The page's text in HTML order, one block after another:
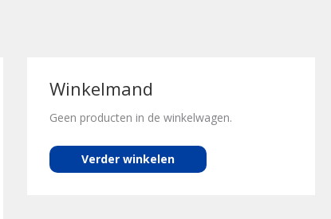
Winkelmand
Geen producten in de winkelwagen.
Verder winkelen